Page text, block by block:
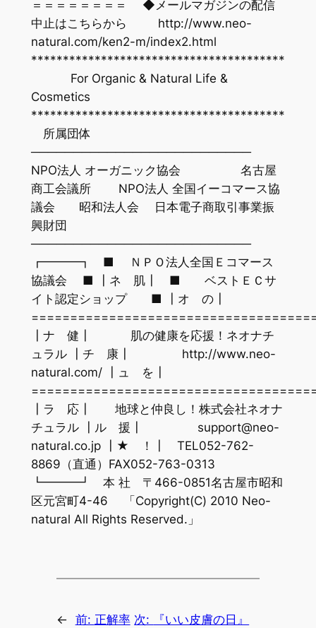
＝＝＝＝＝＝＝＝ ◆メールマガジンの配信
中止はこちらから http://www.neo-
natural.com/ken2-m/index2.html
****************************************
For Organic & Natural Life &
Cosmetics
****************************************
所属団体
──────────────────────────
NPO法人 オーガニック協会 名古屋
商工会議所 NPO法人 全国イーコマース協
議会 昭和法人会 日本電子商取引事業振
興財団
──────────────────────────
┏━━━┓ ■ ＮＰＯ法人全国Ｅコマース
協議会 ■ ┃ネ 肌┃ ■ ベストＥＣサ
イト認定ショップ ■ ┃オ の┃
┃ナ 健┃ 肌の健康を応援！ネオナチ
ュラル ┃チ 康┃ http://www.neo-
natural.com/ ┃ュ を┃
┃ラ 応┃ 地球と仲良し！株式会社ネオナ
チュラル ┃ル 援┃ support@neo-
natural.co.jp ┃★ ！┃ TEL052-762-
8869（直通）FAX052-763-0313
┗━━━┛ 本 社 〒466-0851名古屋市昭和
区元宮町4-46 「Copyright(C) 2010 Neo-
natural All Rights Reserved.」
← 前: 正解率 次:
『いい皮膚の日』